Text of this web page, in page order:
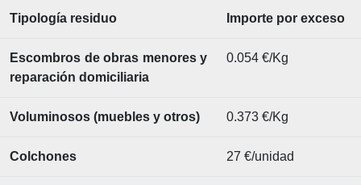
Tipología residuo Importe por exceso
Escombros de obras menores y
reparación domiciliaria
0.054 €/Kg
Voluminosos (muebles y otros) 0.373 €/Kg
Colchones 27 €/unidad